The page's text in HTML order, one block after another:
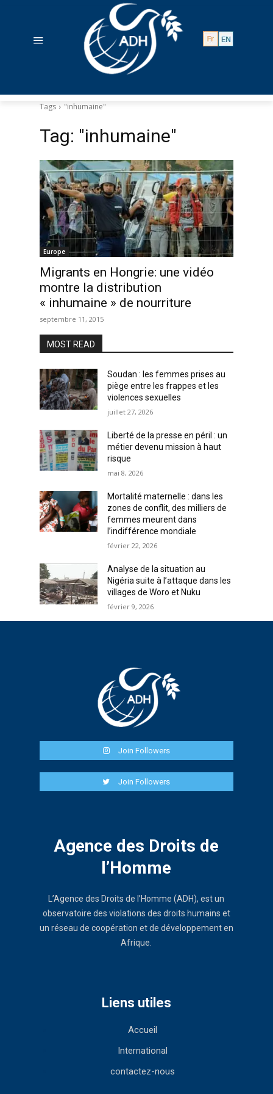
Tags "inhumaine"
Tag: "inhumaine"
Europe
Migrants en Hongrie: une vidéo
montre la distribution
« inhumaine » de nourriture
septembre 11, 2015
MOST READ
Soudan : les femmes prises au
piège entre les frappes et les
violences sexuelles
juillet 27, 2026
Liberté de la presse en péril : un
métier devenu mission à haut
risque
mai 8, 2026
Mortalité maternelle : dans les
zones de conflit, des milliers de
femmes meurent dans
l’indifférence mondiale
février 22, 2026
Analyse de la situation au
Nigéria suite à l’attaque dans les
villages de Woro et Nuku
février 9, 2026
Join Followers
Join Followers
Agence des Droits de
l’Homme
L’Agence des Droits de l’Homme (ADH), est un
observatoire des violations des droits humains et
un réseau de coopération et de développement en
Afrique.
Liens utiles
Accueil
International
contactez-nous